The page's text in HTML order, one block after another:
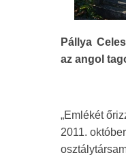
Pállya
az angol
„Emlékét
2011.